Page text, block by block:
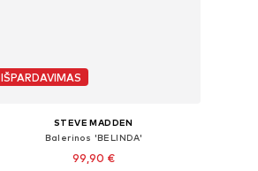
IŠPARDAVIMAS
STEVE MADDEN
Balerinos 'BELINDA'
99,90 €